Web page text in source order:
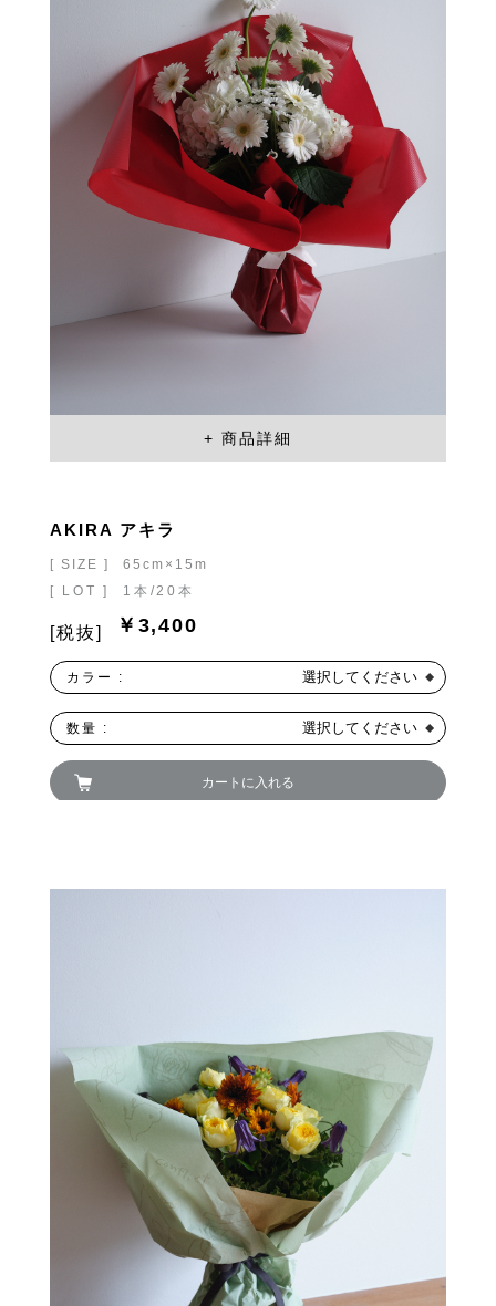
AKIRA アキラ
[ SIZE ]
65cm×15m
[ LOT ]
1本/20本
￥3,400
[税抜]
カラー : 選択してください
数量 : 選択してください
カートに入れる